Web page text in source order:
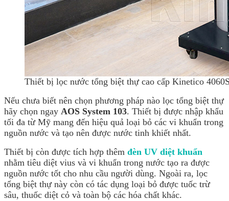
Thiết bị lọc nước tổng biệt thự cao cấp Kinetico
Nếu chưa biết nên chọn phương pháp nào lọc tổng biệt thự
hãy chọn ngay AOS System 103. Thiết bị được nhập khẩu
tối đa từ Mỹ mang đến hiệu quả loại bỏ các vi khuẩn trong
nguồn nước và tạo nên được nước tinh khiết nhất.
Thiết bị còn được tích hợp thêm đèn UV diệt khuẩn
nhằm tiêu diệt vius và vi khuẩn trong nước tạo ra được
nguồn nước tốt cho nhu cầu người dùng. Ngoài ra, lọc
tổng biệt thự này còn có tác dụng loại bỏ được tuốc trừ
sâu, thuốc diệt cỏ và toàn bộ các hóa chất khác.